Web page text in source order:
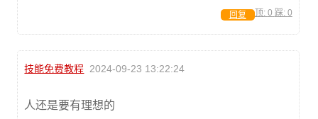
顶: 0 踩: 0
回复
技能免费教程 2024-09-23 13:22:24
人还是要有理想的